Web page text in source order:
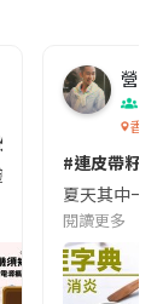
出發前切記檢查
的民眾，近期要
營養
香港
#連皮帶籽
夏天其中一
閱讀更多